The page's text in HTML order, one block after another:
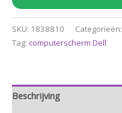
SKU: 1838810 Categorieën:
Tag: computerscherm Dell
Beschrijving